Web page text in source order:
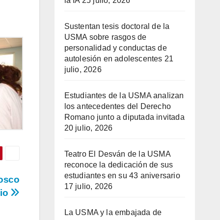
Sustentan tesis doctoral de la
USMA sobre rasgos de
personalidad y conductas de
autolesión en adolescentes 21
julio, 2026
Estudiantes de la USMA analizan
los antecedentes del Derecho
Romano junto a diputada invitada
20 julio, 2026
Teatro El Desván de la USMA
reconoce la dedicación de sus
estudiantes en su 43 aniversario
17 julio, 2026
La USMA y la embajada de